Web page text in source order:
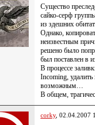
Cущество
сайко-серф
из здешних
Однако,
неизвестным
решено было
был поставлен в
В процессе
Incoming,
возможным…
В общем,
corky, 02.04.2007